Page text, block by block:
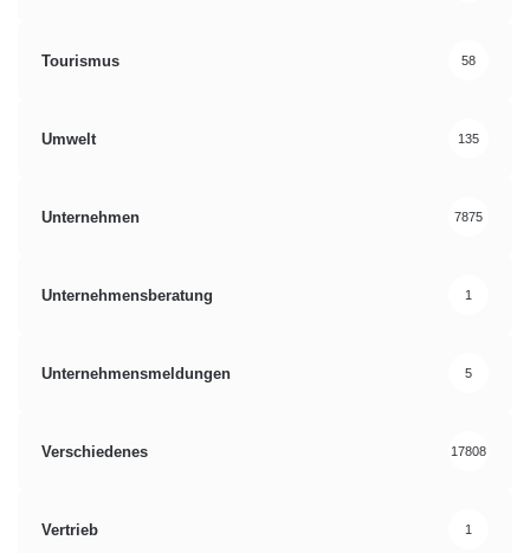
Tourismus 58
Umwelt 135
Unternehmen 7875
Unternehmensberatung 1
Unternehmensmeldungen 5
Verschiedenes 17808
Vertrieb 1